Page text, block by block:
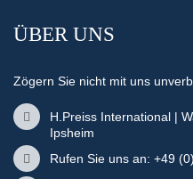
ÜBER UNS
Zögern Sie nicht mit uns
H.Preiss International |
Ipsheim
Rufen Sie uns an: +49